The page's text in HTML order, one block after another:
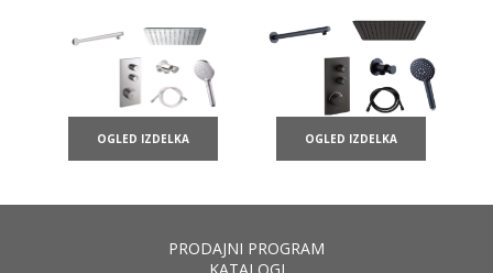
OGLED IZDELKA OGLED IZDELKA
PRODAJNI PROGRAM